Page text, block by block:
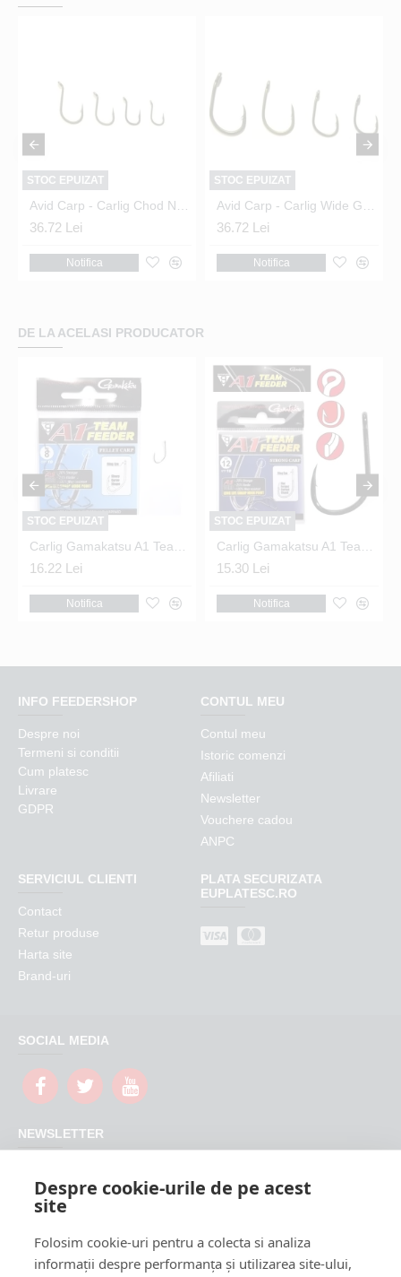
STOC EPUIZAT
36.72 Lei
Notifica
STOC EPUIZAT
36.72 Lei
Notifica
DE LA ACELASI PRODUCATOR
STOC EPUIZAT
16.22 Lei
Notifica
STOC EPUIZAT
15.30 Lei
Notifica
INFO FEEDERSHOP
Despre noi
Termeni si conditii
Cum platesc
Livrare
GDPR
CONTUL MEU
Contul meu
Istoric comenzi
Afiliati
Newsletter
Vouchere cadou
ANPC
SERVICIUL CLIENTI
Contact
Retur produse
Harta site
Brand-uri
PLATA SECURIZATA
EUPLATESC.RO
SOCIAL MEDIA
NEWSLETTER
FeederShop
CAPTCHA
Despre cookie-urile de pe acest
site
Folosim cookie-uri pentru a colecta si analiza
informații despre performanța și utilizarea site-ului,